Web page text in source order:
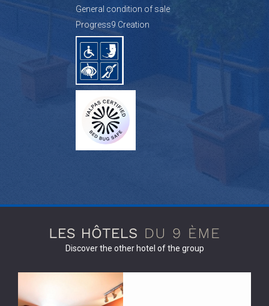
General condition of sale
Progress9 Creation
Discover the other hotel of the group